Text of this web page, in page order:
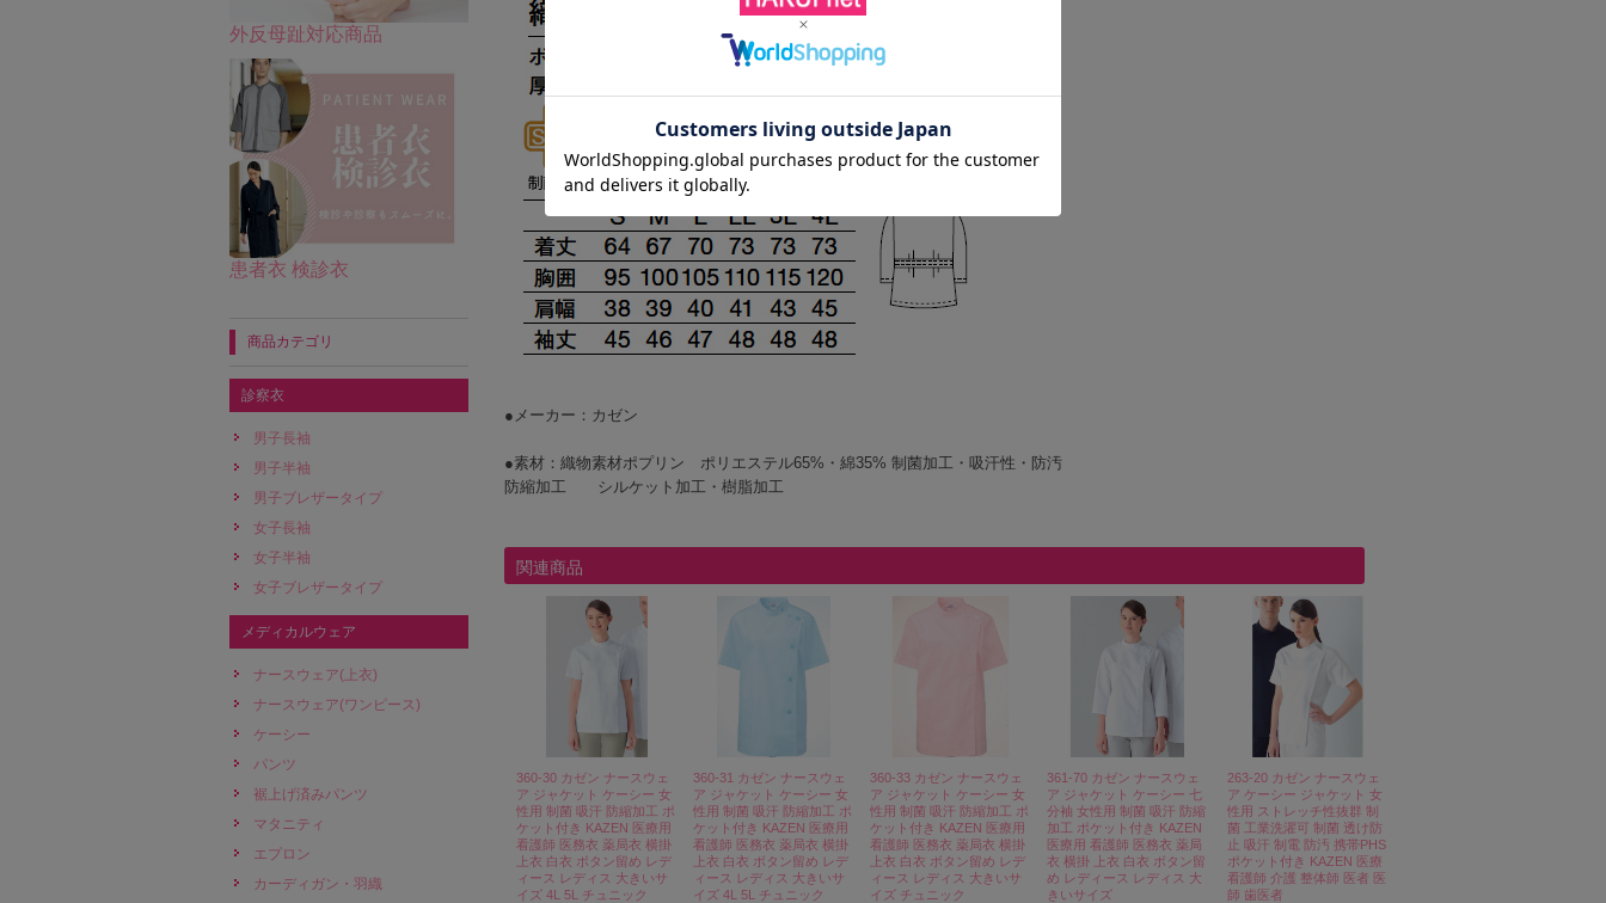
●メーカー：カゼン
●素材：織物素材ポプリン ポリエステル65%・綿35% 制菌加工・吸汗性・防汚
防縮加工 シルケット加工・樹脂加工
関連商品
360-30 カゼン ナースウェ
ア ジャケット ケーシー 女
性用 制菌 吸汗 防縮加工 ポ
ケット付き KAZEN 医療用
看護師 医務衣 薬局衣 横掛
上衣 白衣 ボタン留め レデ
ィース レディス 大きいサ
イズ 4L 5L チュニック
360-31 カゼン ナースウェ
ア ジャケット ケーシー 女
性用 制菌 吸汗 防縮加工 ポ
ケット付き KAZEN 医療用
看護師 医務衣 薬局衣 横掛
上衣 白衣 ボタン留め レデ
ィース レディス 大きいサ
イズ 4L 5L チュニック
360-33 カゼン ナースウェ
ア ジャケット ケーシー 女
性用 制菌 吸汗 防縮加工 ポ
ケット付き KAZEN 医療用
看護師 医務衣 薬局衣 横掛
上衣 白衣 ボタン留め レデ
ィース レディス 大きいサ
イズ チュニック
361-70 カゼン ナースウェ
ア ジャケット ケーシー 七
分袖 女性用 制菌 吸汗 防縮
加工 ポケット付き KAZEN
医療用 看護師 医務衣 薬局
衣 横掛 上衣 白衣 ボタン留
め レディース レディス 大
きいサイズ
263-20 カゼン ナースウェ
ア ケーシー ジャケット 女
性用 ストレッチ性抜群 制
菌 工業洗濯可 制菌 透け防
止 吸汗 制電 防汚 携帯PHS
ポケット付き KAZEN 医療
看護師 介護 整体師 医者 医
師 歯医者
外反母趾対応商品
患者衣 検診衣
商品カテゴリ
診察衣
男子長袖
男子半袖
男子ブレザータイプ
女子長袖
女子半袖
女子ブレザータイプ
メディカルウェア
ナースウェア(上衣)
ナースウェア(ワンピース)
ケーシー
パンツ
裾上げ済みパンツ
マタニティ
エプロン
カーディガン・羽織